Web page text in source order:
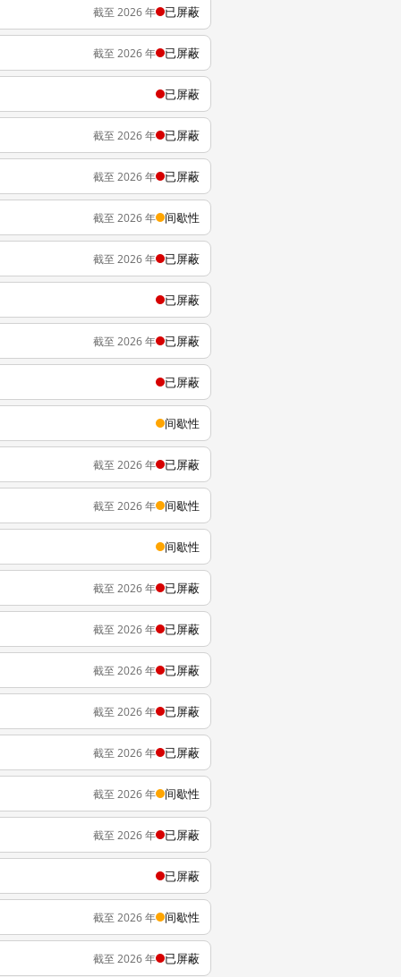
截至 2026 年 已屏蔽
截至 2026 年 已屏蔽
已屏蔽
截至 2026 年 已屏蔽
截至 2026 年 已屏蔽
截至 2026 年 间歇性
截至 2026 年 已屏蔽
已屏蔽
截至 2026 年 已屏蔽
已屏蔽
间歇性
截至 2026 年 已屏蔽
截至 2026 年 间歇性
间歇性
截至 2026 年 已屏蔽
截至 2026 年 已屏蔽
截至 2026 年 已屏蔽
截至 2026 年 已屏蔽
截至 2026 年 已屏蔽
截至 2026 年 间歇性
截至 2026 年 已屏蔽
已屏蔽
截至 2026 年 间歇性
截至 2026 年 已屏蔽